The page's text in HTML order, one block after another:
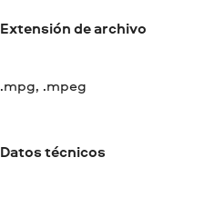
Extensión de archivo
.mpg, .mpeg
Datos técnicos